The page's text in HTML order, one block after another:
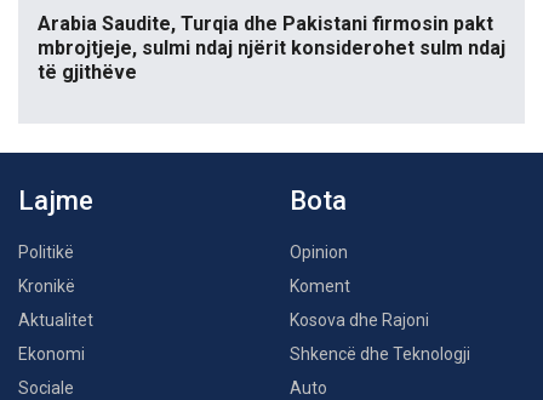
Arabia Saudite, Turqia dhe Pakistani firmosin pakt
mbrojtjeje, sulmi ndaj njërit konsiderohet sulm ndaj
të gjithëve
Lajme
Politikë
Kronikë
Aktualitet
Ekonomi
Sociale
Bota
Opinion
Koment
Kosova dhe Rajoni
Shkencë dhe Teknologji
Auto